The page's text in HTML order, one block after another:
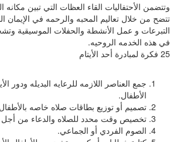
وتتضمن الأحتفاليات القاء العظات التي تبين مكانه
تتضح من خلال تعاليم المحبه والرحمه في
التبرعات و عمل الأنشطة والحفلات الموسيقية
في هذه الخدمه الروحيه.
25 فكرة لمبادرة أحد الأيتام
جمع العناصر اللازمه للرعايه البديله ودور
الأطفال.
تصميم أو توزيع بطاقات صلاه خاصه
تخصيص وقت محدد للصلاه والدعاء من أجل
الصوم الفردي أو الجماعي.